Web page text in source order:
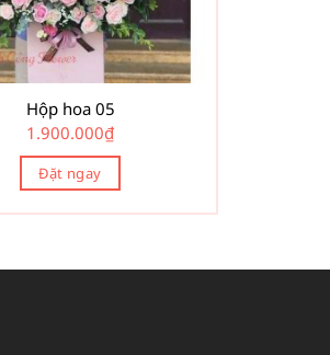
Hộp hoa 05
1.900.000₫
Đặt ngay